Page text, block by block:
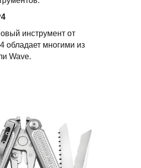
4
инструмент от
обладает многими из
Wave.